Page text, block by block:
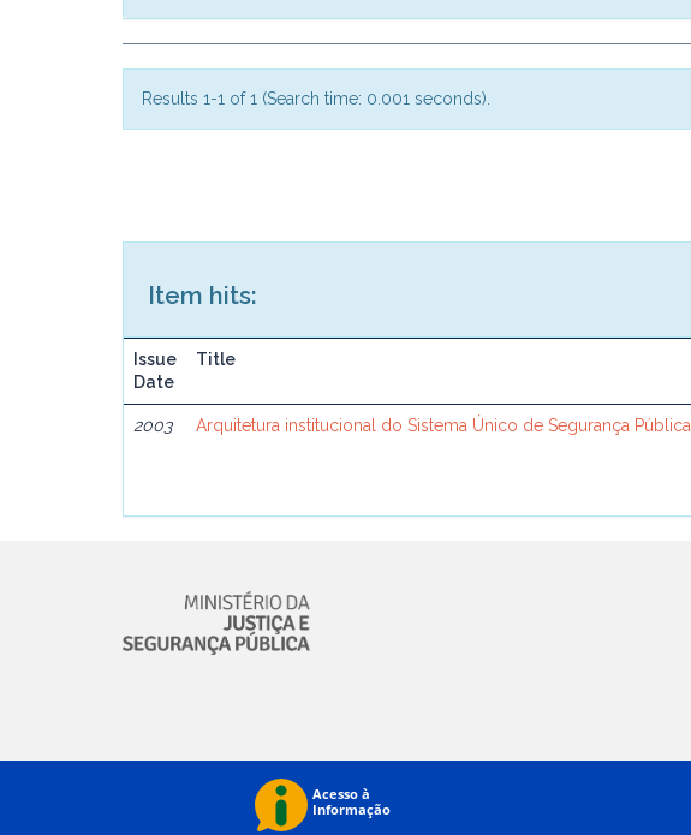
Results 1-1 of 1 (Search time: 0.001 seconds).
Item hits:
Issue
Date
Title
2003 Arquitetura institucional do Sistema Único de Segurança Pública